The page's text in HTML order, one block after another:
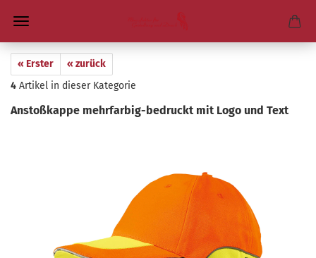
« Erster
« zurück
4 Artikel in dieser Kategorie
An­stoß­kap­pe mehrfarbig-​bedruckt mit Logo und Text